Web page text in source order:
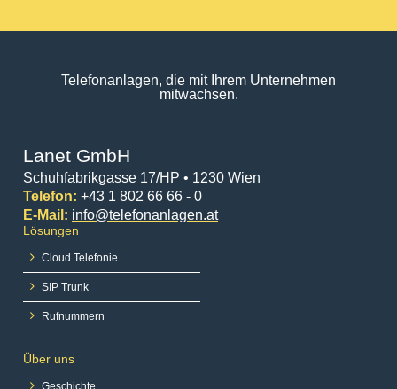
Telefonanlagen, die mit Ihrem Unternehmen
mitwachsen.
Lanet GmbH
Schuhfabrikgasse 17/HP • 1230 Wien
Telefon: +43 1 802 66 66 - 0
E-Mail: info@telefonanlagen.at
Lösungen
Cloud Telefonie
SIP Trunk
Rufnummern
Über uns